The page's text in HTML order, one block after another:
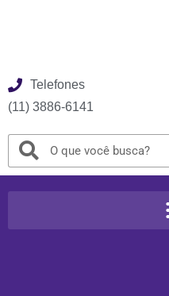
Telefones
(11) 3886-6141